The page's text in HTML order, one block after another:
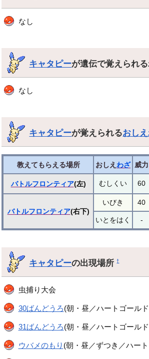
なし
キャタピーが遺伝で覚えられ
なし
キャタピーが覚えられるおし
教えてもらえる場所 おしえ わざ 威力
バトルフロンティア(左) むしくい 60
バトルフロンティア(右下)
いびき 40
いとをはく -
キャタピーの出現場所†
虫捕り大会
30ばんどうろ(朝・昼／ハートゴール
31ばんどうろ(朝・昼／ハートゴール
ウバメのもり (朝・昼／ずつき／ハー